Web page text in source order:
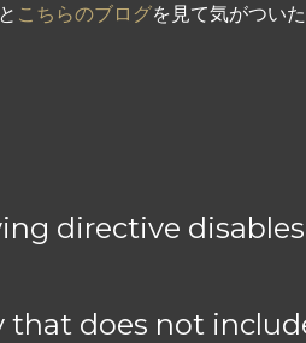
こちらのブログを見て気がついた
directive
that does not